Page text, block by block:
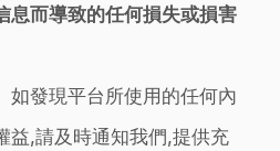
息而導致的任何損失或損害
如發現平台所使用的任何內
益,請及時通知我們,提供充